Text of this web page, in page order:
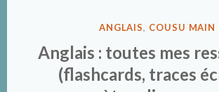
PUBLIÉ
ANGLAIS, COUSU MAIN
Anglais : toutes mes
(flashcards, traces